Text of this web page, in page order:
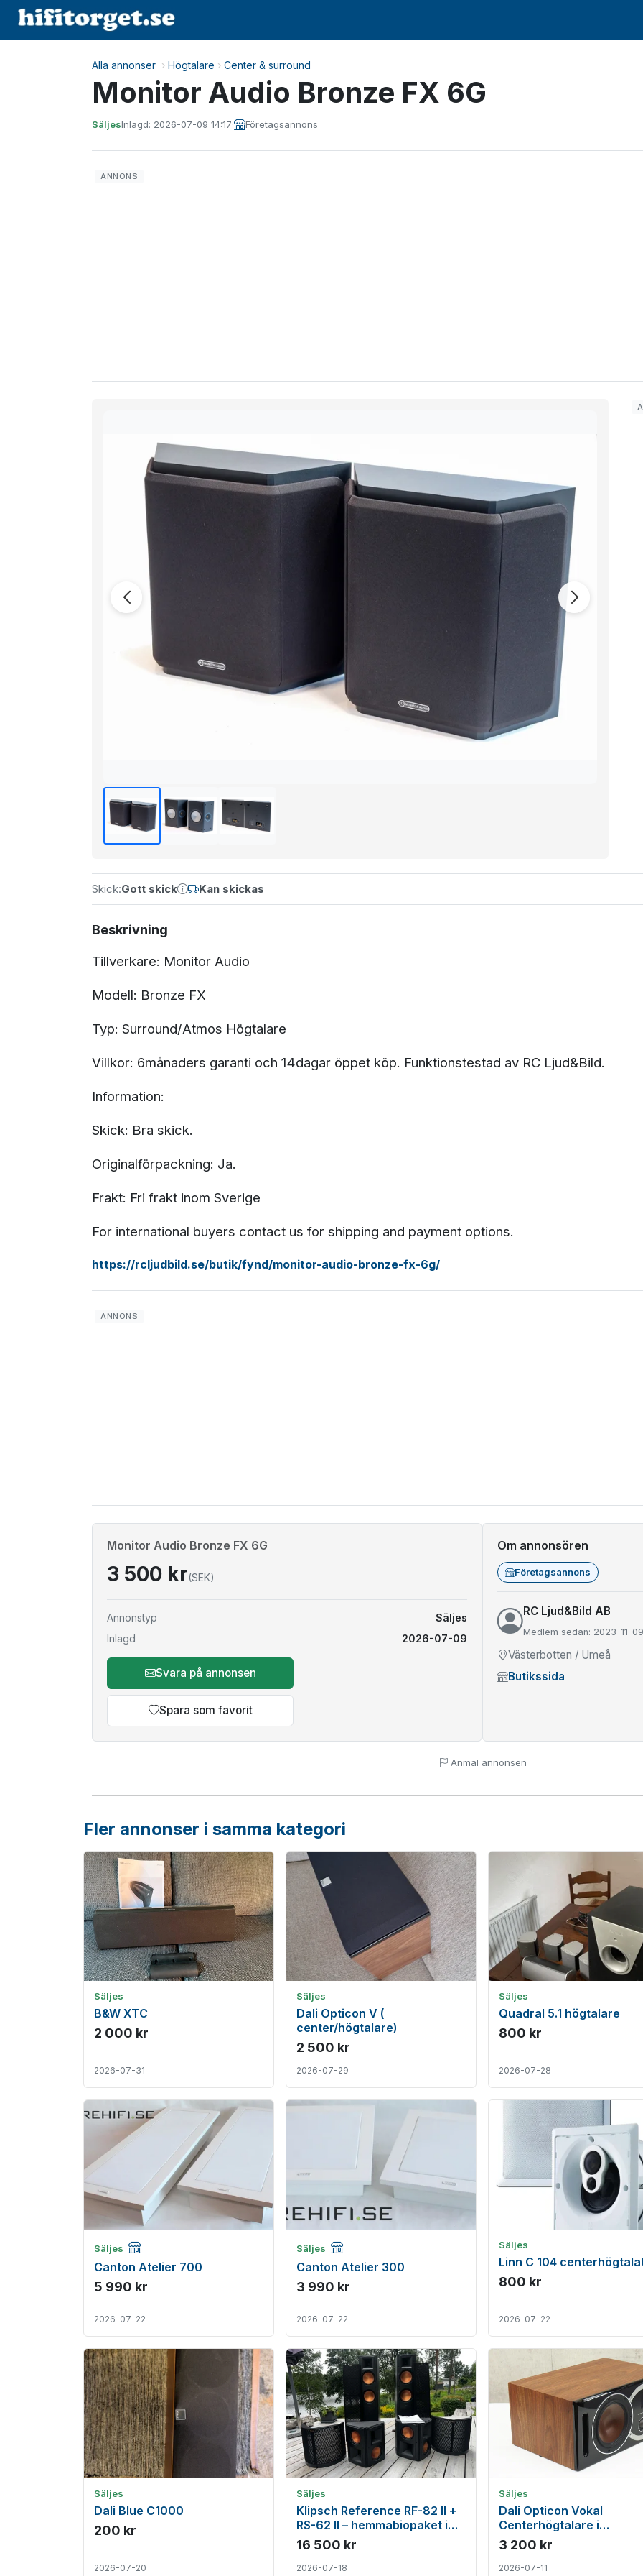
Alla annonser › Högtalare › Center & surround
Monitor Audio Bronze FX 6G
SäljesInlagd: 2026-07-09 14:17· Företagsannons
Skick:Gott skick Kan skickas
Beskrivning
Tillverkare: Monitor Audio
Modell: Bronze FX
Typ: Surround/Atmos Högtalare
Villkor: 6månaders garanti och 14dagar öppet köp. Funktionstestad av RC Ljud&Bild.
Information:
Skick: Bra skick.
Originalförpackning: Ja.
Frakt: Fri frakt inom Sverige
For international buyers contact us for shipping and payment options.
https://rcljudbild.se/butik/fynd/monitor-audio-bronze-fx-6g/
Monitor Audio Bronze FX 6G
3 500 kr(SEK)
Annonstyp
Säljes
Inlagd
2026-07-09
Svara på annonsen
Spara som favorit
Om annonsören
Företagsannons
RC Ljud&Bild AB
Medlem sedan: 2023-11-09
Västerbotten / Umeå
Butikssida
Anmäl annonsen
Fler annonser i samma kategori
Säljes
B&W XTC
2 000 kr
2026-07-31
Säljes
Dali Opticon V (
center/högtalare)
2 500 kr
2026-07-29
Säljes
Quadral 5.1 högtalare
800 kr
2026-07-28
Säljes Företagsannons
Canton Atelier 700
5 990 kr
2026-07-22
Säljes Företagsannons
Canton Atelier 300
3 990 kr
2026-07-22
Säljes
Linn C 104
800 kr
2026-07-22
Säljes
Dali Blue C1000
200 kr
2026-07-20
Säljes
Klipsch Reference RF-82 II +
RS-62 II – hemmabiopaket i
mycket fint skick
16 500 kr
2026-07-18
Säljes
Dali Opticon Vokal
Centerhögtalare i
toppenskick
3 200 kr
2026-07-11